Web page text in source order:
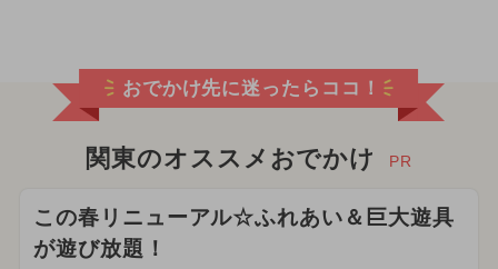
2024年8月のイベント
2024年11月のイベント
2026年3月のイベント
イルミネーション
おでかけ先に迷ったらココ！
関東のオススメおでかけ PR
この春リニューアル☆ふれあい＆巨大遊具
が遊び放題！